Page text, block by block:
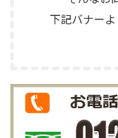
下記バナーよ